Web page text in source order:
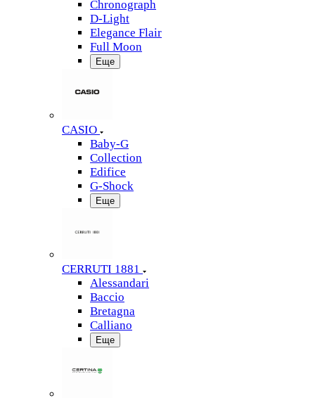
Chronograph
D-Light
Elegance Flair
Full Moon
Еще
CASIO
Baby-G
Collection
Edifice
G-Shock
Еще
CERRUTI 1881
Alessandari
Baccio
Bretagna
Calliano
Еще